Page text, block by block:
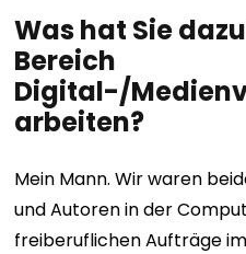
Was hat Sie
Bereich
Digital-/
arbeiten?
Mein Mann. Wir waren
und Autoren in der
freiberuflichen Aufträge